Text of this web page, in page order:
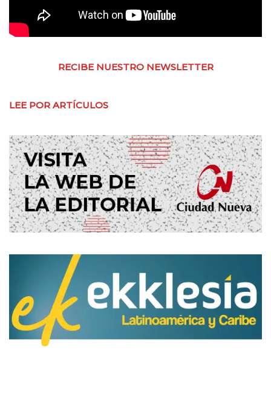
RECIBE NUESTRO NEWSLETTER
LEE POR ARTÍCULOS